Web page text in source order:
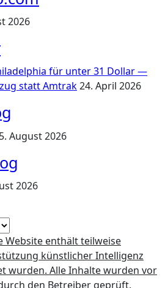
2026
für unter 31 Dollar —
statt Amtrak24. April 2026
5. August 2026
2026
Website enthält teilweise
künstlicher Intelligenz
wurden. Alle Inhalte wurden vor
den Betreiber geprüft.